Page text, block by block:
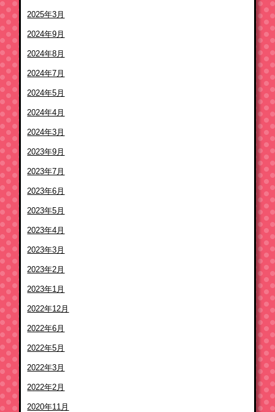
2025年3月
2024年9月
2024年8月
2024年7月
2024年5月
2024年4月
2024年3月
2023年9月
2023年7月
2023年6月
2023年5月
2023年4月
2023年3月
2023年2月
2023年1月
2022年12月
2022年6月
2022年5月
2022年3月
2022年2月
2020年11月